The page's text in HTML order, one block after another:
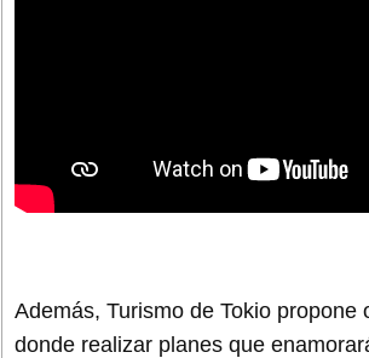
Además, Turismo de Tokio propone
donde realizar planes que